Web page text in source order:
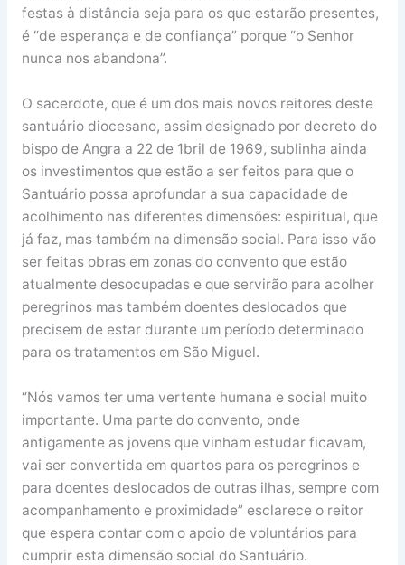
festas à distância seja para os que estarão presentes,
é “de esperança e de confiança” porque “o Senhor
nunca nos abandona”.
O sacerdote, que é um dos mais novos reitores deste
santuário diocesano, assim designado por decreto do
bispo de Angra a 22 de 1bril de 1969, sublinha ainda
os investimentos que estão a ser feitos para que o
Santuário possa aprofundar a sua capacidade de
acolhimento nas diferentes dimensões: espiritual, que
já faz, mas também na dimensão social. Para isso vão
ser feitas obras em zonas do convento que estão
atualmente desocupadas e que servirão para acolher
peregrinos mas também doentes deslocados que
precisem de estar durante um período determinado
para os tratamentos em São Miguel.
“Nós vamos ter uma vertente humana e social muito
importante. Uma parte do convento, onde
antigamente as jovens que vinham estudar ficavam,
vai ser convertida em quartos para os peregrinos e
para doentes deslocados de outras ilhas, sempre com
acompanhamento e proximidade” esclarece o reitor
que espera contar com o apoio de voluntários para
cumprir esta dimensão social do Santuário.